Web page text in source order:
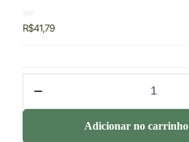
R$41,79
Adicionar no carrinho